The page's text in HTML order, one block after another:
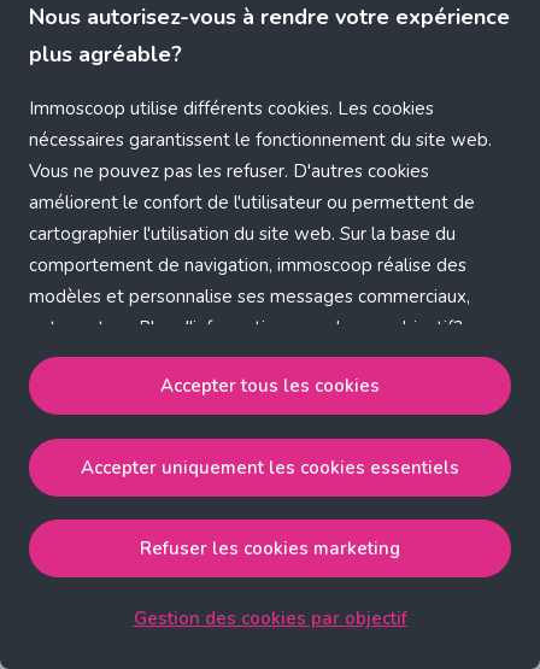
Nous autorisez-vous à rendre votre expérience
plus agréable?
Immoscoop utilise différents cookies. Les cookies
nécessaires garantissent le fonctionnement du site web.
Vous ne pouvez pas les refuser. D'autres cookies
améliorent le confort de l'utilisateur ou permettent de
cartographier l'utilisation du site web. Sur la base du
comportement de navigation, immoscoop réalise des
modèles et personnalise ses messages commerciaux,
entre autres. Plus d'informations sur chaque objectif?
Cliquez sur 'Gestion des cookies par objectif'.
Notre politique de cookies
Accepter tous les cookies
strictement nécessaires, performance, fonctionnalité et
publicité ciblée.
Accepter uniquement les cookies essentielsaccepte
les cookies strictement nécessaires.
Accepter tous les cookies
Accepter uniquement les cookies essentiels
Refuser les cookies marketing
Gestion des cookies par objectif
Application error: a client-side exception has occurred (see the
browser console for more information)